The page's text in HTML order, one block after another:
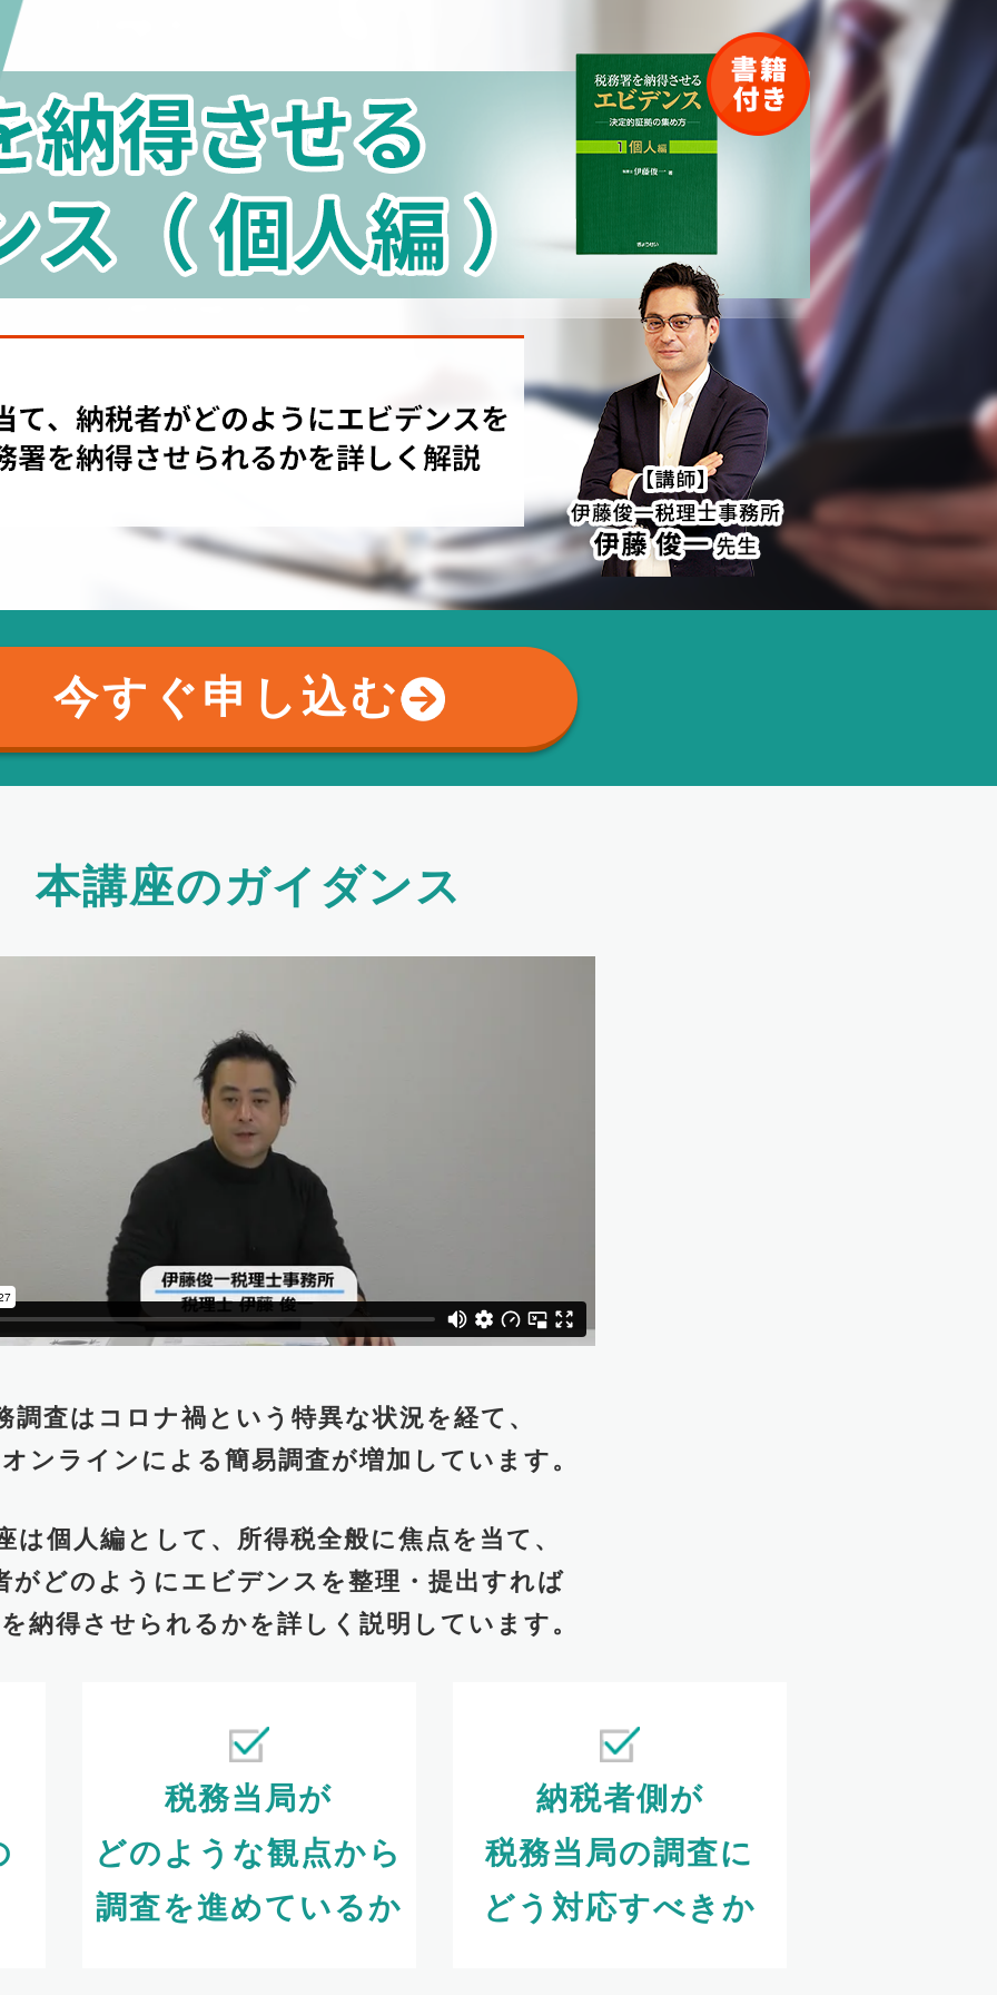
今すぐ申し込む
本講座のガイダンス
調査はコロナ禍という特異な状況を経て、
ンラインによる簡易調査が増加しています。
は個人編として、 所得税全般に焦点を当て、
がどのように エビデンスを整理・提出すれば
納得させられるかを詳しく説明しています。
税務当局が
どのような観点から
調査を進めているか
納税者側が
税務当局の調査に
どう対応すべきか